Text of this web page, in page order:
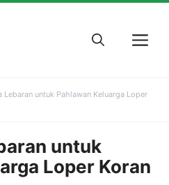
Lebaran untuk Pahlawan Keluarga Loper
untuk
Loper Koran